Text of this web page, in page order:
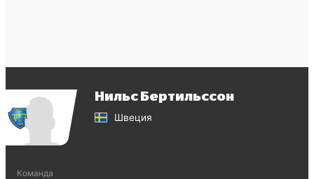
Нильс Бертильссон
Швеция
Команда